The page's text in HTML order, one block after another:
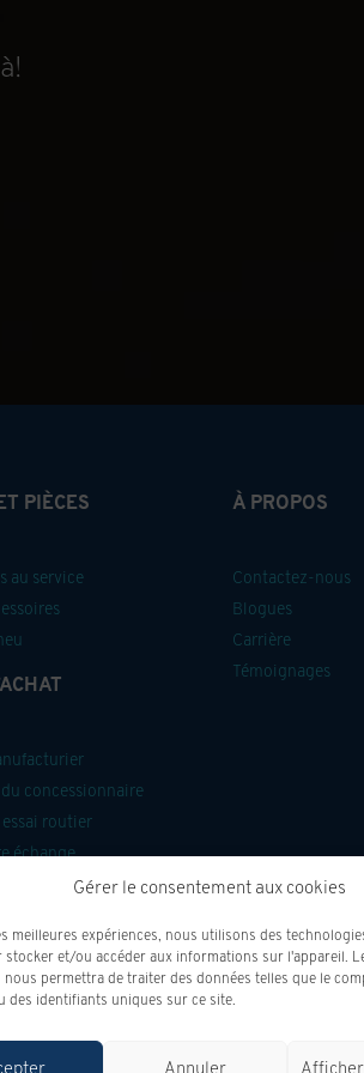
Gérer le consentement aux cookies
meilleures expériences, nous utilisons des
stocker et/ou accéder aux informations sur l'appareil.
permettra de traiter des données telles que le
des identifiants uniques sur ce site.
Annuler
PIÈCES
au service
concessionnaire
routier
échange
À PROPOS
Contactez-nous
Blogues
Carrière
Témoignages